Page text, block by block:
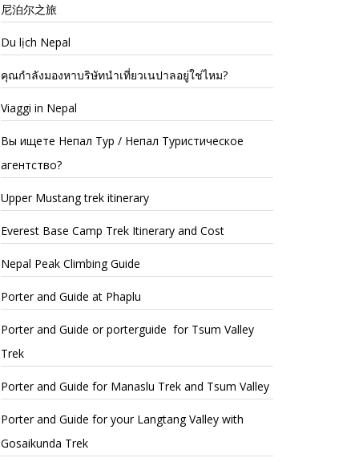
尼泊尔之旅
Du lịch Nepal
คุณกำลังมองหาบริษัทนำเที่ยวเนปาลอยู่ใช่ไหม?
Viaggi in Nepal
Вы ищете Непал Тур / Непал Туристическое
агентство?
Upper Mustang trek itinerary
Everest Base Camp Trek Itinerary and Cost
Nepal Peak Climbing Guide
Porter and Guide at Phaplu
Porter and Guide or porterguide for Tsum Valley
Trek
Porter and Guide for Manaslu Trek and Tsum Valley
Porter and Guide for your Langtang Valley with
Gosaikunda Trek